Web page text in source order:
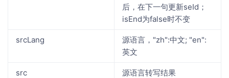
后，在下一句更新seId；
isEnd为false时不变
srcLang
源语言，"zh":中文; "en":
英文
src 源语言转写结果